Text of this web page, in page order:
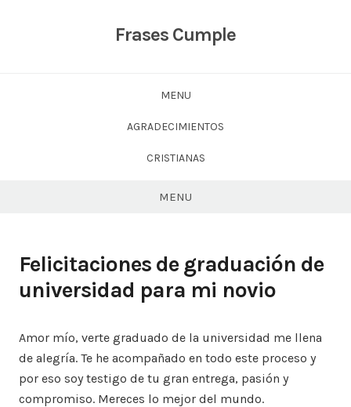
Frases Cumple
MENU
AGRADECIMIENTOS
CRISTIANAS
MENU
Felicitaciones de graduación de
universidad para mi novio
Amor mío, verte graduado de la universidad me llena
de alegría. Te he acompañado en todo este proceso y
por eso soy testigo de tu gran entrega, pasión y
compromiso. Mereces lo mejor del mundo.